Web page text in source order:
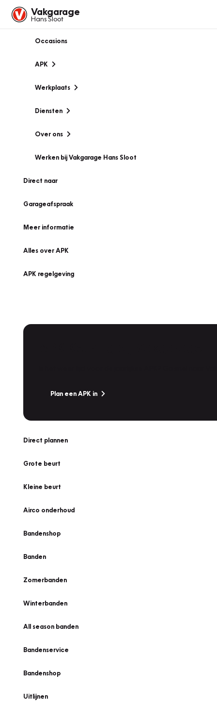
Vakgarage
Hans Sloot
Occasions
APK
Werkplaats
Diensten
Over ons
Werken bij Vakgarage Hans Sloot
Direct naar
Garageafspraak
Meer informatie
Alles over APK
APK regelgeving
Plan een APK in
Direct plannen
Grote beurt
Kleine beurt
Airco onderhoud
Bandenshop
Banden
Zomerbanden
Winterbanden
All season banden
Bandenservice
Bandenshop
Uitlijnen